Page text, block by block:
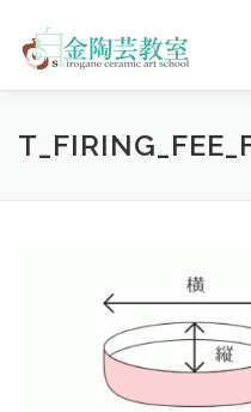
陶芸体験コース ウェデ
ENGLISH